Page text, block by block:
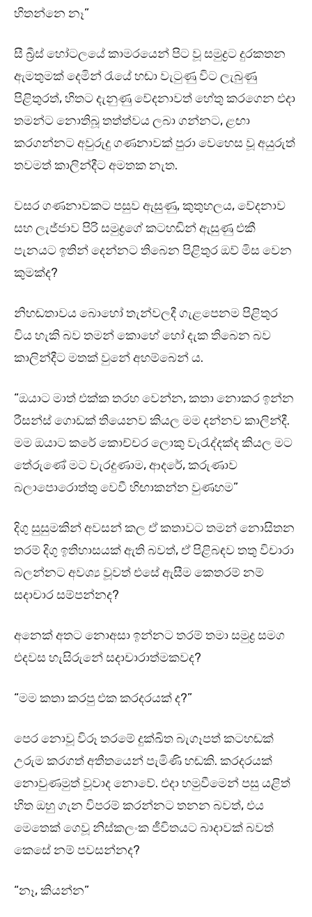
හිතන්නෙ නෑ”
සී බ්‍රීස් හෝටලයේ කාමරයෙන් පිට වූ සමුද්‍රට දුරකතන
ඇමතුමක් දෙමින් රැයේ හඬා වැටුණු විට ලැබුණු
පිළිතුරත්, හිතට දැනුණු වේදනාවත් හේතු කරගෙන එදා
තමන්ට නොතිබූ තත්ත්වය ලබා ගන්නට, ළඟා
කරගන්නට අවුරුදු ගණනාවක් පුරා වෙහෙස වූ අයුරුත්
තවමත් කාලින්දීට අමතක නැත.
වසර ගණනාවකට පසුව ඇසුණු, කුතුහලය, වේදනාව
සහ ලැජ්ජාව පිරි සමුද්‍රගේ කටහඬින් ඇසුණු එකී
පැනයට ඉතින් දෙන්නට තිබෙන පිළිතුර ඔව් මිස වෙන
කුමක්ද?
නිහඬතාවය බොහෝ තැන්වලදී ගැළපෙනම පිළිතුර
විය හැකි බව තමන් කොහේ හෝ දැක තිබෙන බව
කාලින්දීට මතක් වුනේ අහම්බෙන්‍ ය.
“ඔයාට මාත් එක්ක තරහ වෙන්න, කතා නොකර ඉන්න
රීසන්ස් ගොඩක් තියෙනව කියල මම දන්නව කාලින්දී.
මම ඔයාට කරේ කොච්චර ලොකු වැරැද්දක්ද කියල මට
තේරුණේ මට වැරදුණාම, ආදරේ, කරුණාව
බලාපොරොත්තු වෙවී හිඟාකන්න වුණහම”
දිගු සුසුමකින් අවසන් කල ඒ කතාවට තමන් නොසිතන
තරම් දිගු ඉතිහාසයක් ඇති බවත්, ඒ පිළිබඳව තතු විචාරා
බලන්නට අවශ්‍ය වූවත් එසේ ඇසීම කෙතරම් නම්
සදාචාර සම්පන්නද?
අනෙක් අතට නොඅසා ඉන්නට තරම් තමා සමුද්‍ර සමග
එදවස හැසිරුනේ සදාචාරාත්මකවද?
“මම කතා කරපු එක කරදරයක් ද?”
පෙර නොවූ විරූ තරමේ දුක්ඛිත බැගෑපත් කටහඬක්
උරුම කරගත් අතීතයෙන් පැමිණි හඬකි. කරදරයක්
නොවුණමුත් වූවාද නොවේ. එදා හමුවීමෙන් පසු යළිත්
හිත ඔහු ගැන විපරම් කරන්නට තනන බවත්, එය
මෙතෙක් ගෙවූ නිස්කලංක ජීවිතයට බාදාවක් බවත්
කෙසේ නම් පවසන්නද?
“නෑ, කියන්න”